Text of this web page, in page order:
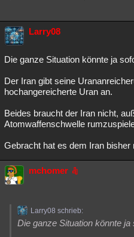
Larry08
Die ganze Situation könnte ja
Der Iran gibt seine
hochangereicherte Uran an.
Beides braucht der Iran nicht,
Atomwaffenschwelle
Gebracht hat es dem Iran bisher
mchomer
Larry08 schrieb:
Die ganze Situation könnte ja